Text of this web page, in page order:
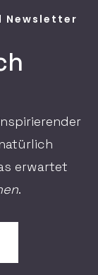
Newsletter
erwartet
.